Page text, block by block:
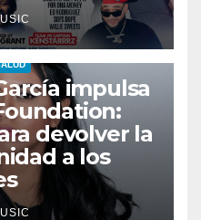
impulsa
devolver la
a los